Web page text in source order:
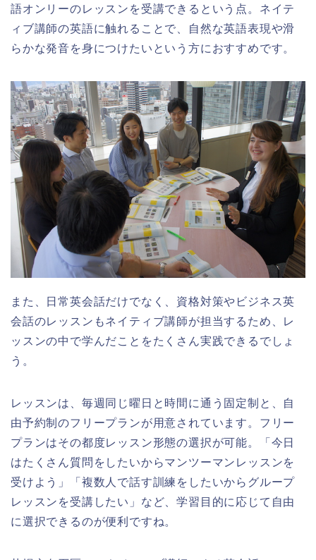
語オンリーのレッスンを受講できるという点。ネイテ
ィブ講師の英語に触れることで、自然な英語表現や滑
らかな発音を身につけたいという方におすすめです。
また、日常英会話だけでなく、資格対策やビジネス英
会話のレッスンもネイティブ講師が担当するため、レ
ッスンの中で学んだことをたくさん実践できるでしょ
う。
レッスンは、毎週同じ曜日と時間に通う固定制と、自
由予約制のフリープランが用意されています。フリー
プランはその都度レッスン形態の選択が可能。「今日
はたくさん質問をしたいからマンツーマンレッスンを
受けよう」「複数人で話す訓練をしたいからグループ
レッスンを受講したい」など、学習目的に応じて自由
に選択できるのが便利ですね。